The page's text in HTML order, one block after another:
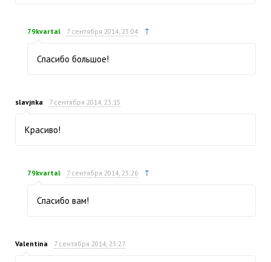
79kvartal 7 сентября 2014, 23:04 ↑
Спасибо большое!
slavjnka 7 сентября 2014, 23:15
Красиво!
79kvartal 7 сентября 2014, 23:26 ↑
Спасибо вам!
Valentina 7 сентября 2014, 23:27